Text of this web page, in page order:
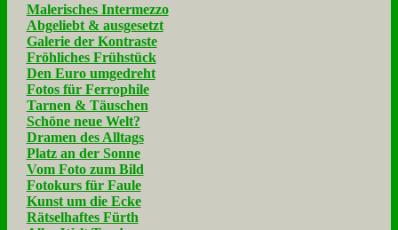
Malerisches Intermezzo
Abgeliebt & ausgesetzt
Galerie der Kontraste
Fröhliches Frühstück
Den Euro umgedreht
Fotos für Ferrophile
Tarnen & Täuschen
Schöne neue Welt?
Dramen des Alltags
Platz an der Sonne
Vom Foto zum Bild
Fotokurs für Faule
Kunst um die Ecke
Rätselhaftes Fürth